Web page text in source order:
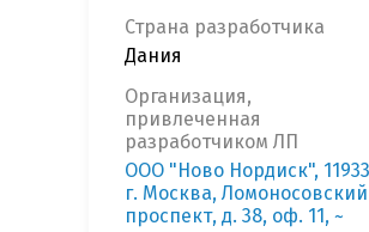
Страна разработчика
Дания
Организация,
привлеченная
разработчиком ЛП
ООО "Ново Нордиск",
г. Москва, Ломоносовский
проспект, д. 38, оф. 11, ~